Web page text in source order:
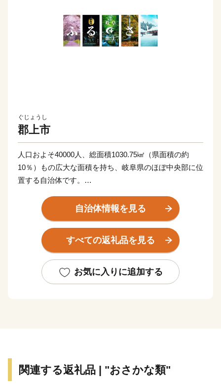
ぐじょうし
郡上市
人口およそ40000人、総面積1030.75㎢（県面積の約
10％）もの広大な面積を持ち、岐阜県のほぼ中央部に位
置する自治体です。
豊かな自然と調和した生活のもと、郡上鮎や明宝ハムな
どの美味しい食べ物、ラフティングやスキー、スノーボ
ードといったアウトドアスポーツ、郡上おどりや白鳥お
どりに代表される伝統文化を堪能することができます。
郡上八幡城を戴く水と踊りの城下町、八幡町。
る、明宝。
自治体情報を見る
すべての返礼品を見る
お気に入りに追加する
関連する返礼品 | "おさかな類"